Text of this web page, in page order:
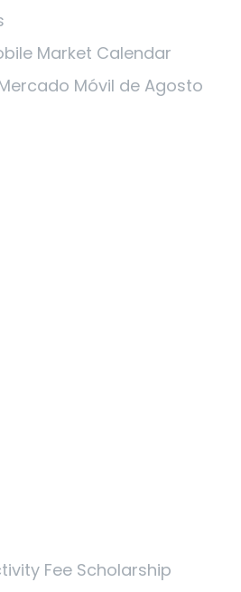
Market Calendar
Móvil de Agosto
Fee Scholarship